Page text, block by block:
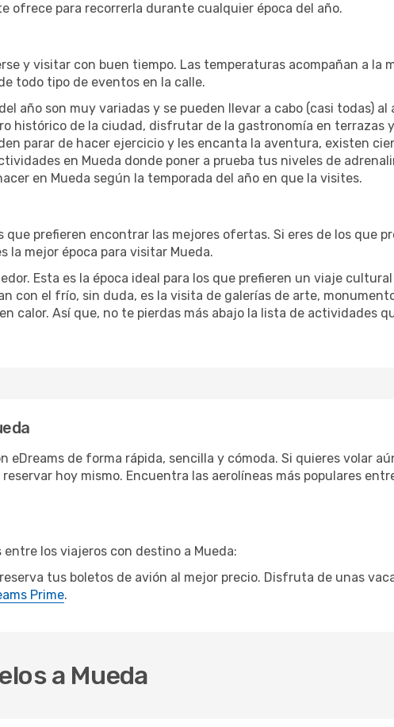
ofrece para recorrerla durante cualquier época del año.
y visitar con buen tiempo. Las temperaturas acompañan a la
todo tipo de eventos en la calle.
año son muy variadas y se pueden llevar a cabo (casi todas) al
histórico de la ciudad, disfrutar de la gastronomía en terrazas
parar de hacer ejercicio y les encanta la aventura, existen
en Mueda donde poner a prueba tus niveles de
en Mueda según la temporada del año en que la visites.
prefieren encontrar las mejores ofertas. Si eres de los que
mejor época para visitar Mueda.
Esta es la época ideal para los que prefieren un viaje
con el frío, sin duda, es la visita de galerías de arte,
calor. Así que, no te pierdas más abajo la lista de actividades
de forma rápida, sencilla y cómoda. Si quieres volar
hoy mismo. Encuentra las aerolíneas más populares
los viajeros con destino a Mueda:
tus boletos de avión al mejor precio. Disfruta de unas
Prime.
a Mueda